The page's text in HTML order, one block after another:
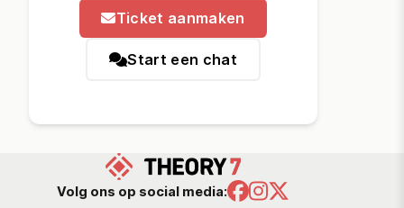
Ticket aanmaken
Start een chat
Volg ons op social media: